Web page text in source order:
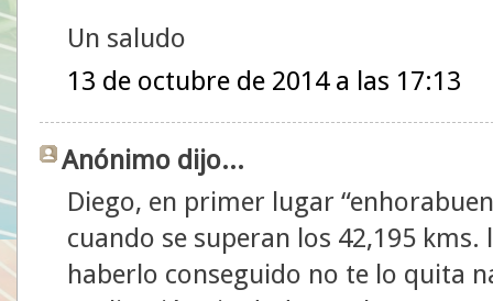
Un saludo
13 de octubre de 2014 a las 17:13
Anónimo dijo...
Diego, en primer lugar
cuando se superan los 42,195
haberlo conseguido no te lo quita